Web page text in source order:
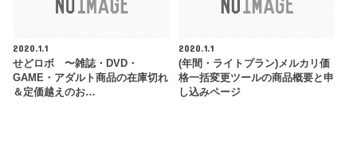
2020.1.1
せどロボ 〜雑誌・DVD・
GAME・アダルト商品の在庫切れ
＆定価越えのお…
2020.1.1
(年間・ライトプラン)メルカリ価
格一括変更ツールの商品概要と申
し込みページ